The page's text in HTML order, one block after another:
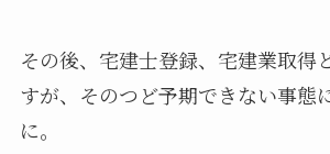
その後、宅建士登録、宅建業取得
すが、そのつど予期できない事態
に。